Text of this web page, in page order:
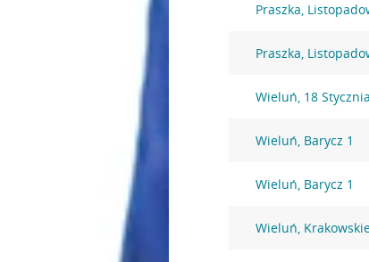
Praszka,
Praszka,
Wieluń, 18
Wieluń, Barycz 1
Wieluń, Barycz 1
Wieluń,